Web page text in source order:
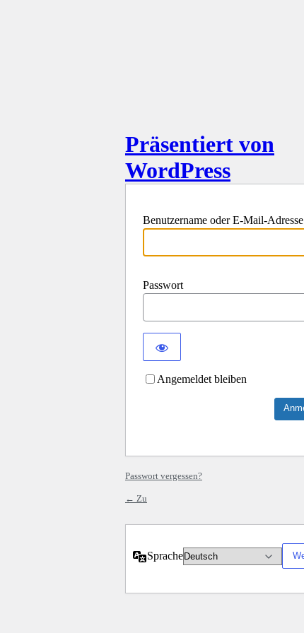
Präsentiert von
WordPress
Benutzername oder E-Mail-Adresse
Passwort
Angemeldet bleiben
Passwort vergessen?
← Zu
Sprache